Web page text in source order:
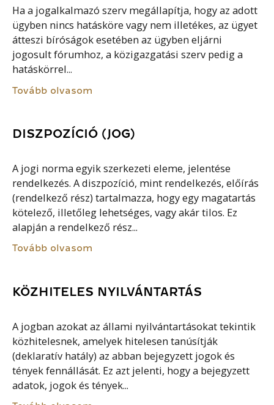
Ha a jogalkalmazó szerv megállapítja, hogy az adott
ügyben nincs hatásköre vagy nem illetékes, az ügyet
átteszi bíróságok esetében az ügyben eljárni
jogosult fórumhoz, a közigazgatási szerv pedig a
hatáskörrel...
Tovább olvasom
DISZPOZÍCIÓ (JOG)
A jogi norma egyik szerkezeti eleme, jelentése
rendelkezés. A diszpozíció, mint rendelkezés, előírás
(rendelkező rész) tartalmazza, hogy egy magatartás
kötelező, illetőleg lehetséges, vagy akár tilos. Ez
alapján a rendelkező rész...
Tovább olvasom
KÖZHITELES NYILVÁNTARTÁS
A jogban azokat az állami nyilvántartásokat tekintik
közhitelesnek, amelyek hitelesen tanúsítják
(deklaratív hatály) az abban bejegyzett jogok és
tények fennállását. Ez azt jelenti, hogy a bejegyzett
adatok, jogok és tények...